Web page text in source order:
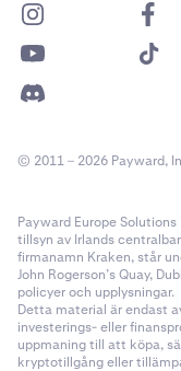
© 2011 – 2026 Payward,
Payward Europe
tillsyn av Irlands
firmanamn Kraken, står
John Rogerson’s Quay,
policyer och upplysningar.
Detta material är endast
investerings- eller
uppmaning till att köpa,
kryptotillgång eller